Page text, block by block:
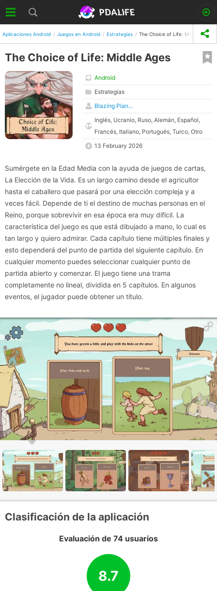
Aplicaciones Android Juegos en Android Estrategias The Choice of Life: Middle Ages
The Choice of Life: Middle Ages
Android
Estrategias
Blazing Plan...
Inglés, Ucranio, Ruso, Alemán, Español,
Francés, Italiano, Portugués, Turco, Otro
13 February 2026
Sumérgete en la Edad Media con la ayuda de juegos de cartas,
La Elección de la Vida. Es un largo camino desde el agricultor
hasta el caballero que pasará por una elección compleja y a
veces fácil. Depende de ti el destino de muchas personas en el
Reino, porque sobrevivir en esa época era muy difícil. La
característica del juego es que está dibujado a mano, lo cual es
tan largo y quiero admirar. Cada capítulo tiene múltiples finales y
esto dependerá del punto de partida del siguiente capítulo. En
cualquier momento puedes seleccionar cualquier punto de
partida abierto y comenzar. El juego tiene una trama
completamente no lineal, dividida en 5 capítulos. En algunos
eventos, el jugador puede obtener un título.
Clasificación de la aplicación
Evaluación de 74 usuarios
8.7